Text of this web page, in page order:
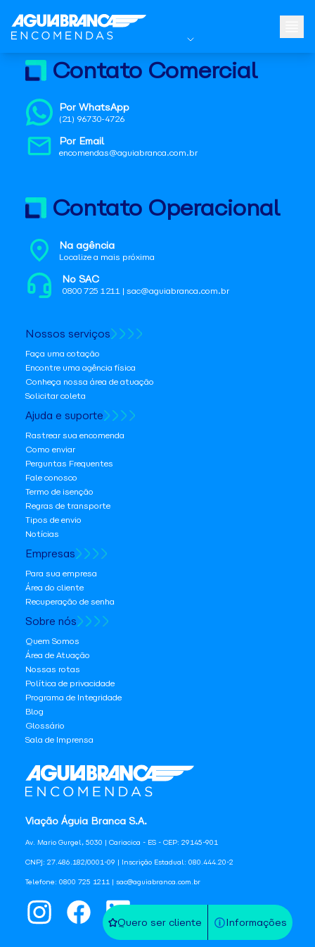
Quero ser cliente Informações
Viação Águia Branca S.A.
Av. Mario Gurgel, 5030 | Cariacica - ES - CEP: 29145-901
CNPJ: 27.486.182/0001-09 | Inscrição Estadual: 080.444.20-2
Telefone: 0800 725 1211 | sac@aguiabranca.com.br
Contato Comercial
Por WhatsApp
(21) 96730-4726
Por Email
encomendas@aguiabranca.com.br
Contato Operacional
Na agência
Localize a mais próxima
No SAC
0800 725 1211 | sac@aguiabranca.com.br
Nossos serviços
Faça uma cotação
Encontre uma agência física
Conheça nossa área de atuação
Solicitar coleta
Ajuda e suporte
Rastrear sua encomenda
Como enviar
Perguntas Frequentes
Fale conosco
Termo de isenção
Regras de transporte
Tipos de envio
Notícias
Empresas
Para sua empresa
Área do cliente
Recuperação de senha
Sobre nós
Quem Somos
Área de Atuação
Nossas rotas
Política de privacidade
Programa de Integridade
Blog
Glossário
Sala de Imprensa